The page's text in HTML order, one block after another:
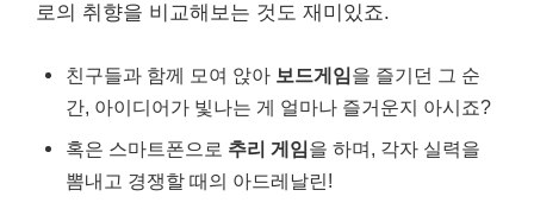
로의 취향을 비교해보는 것도 재미있죠.
친구들과 함께 모여 앉아 보드게임을 즐기던 그 순
간, 아이디어가 빛나는 게 얼마나 즐거운지 아시죠?
혹은 스마트폰으로 추리 게임을 하며, 각자 실력을
뽐내고 경쟁할 때의 아드레날린!